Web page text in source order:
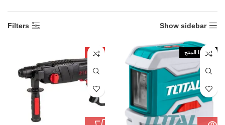
Show sidebar
Filters
نفذ هذا المنتج -8%